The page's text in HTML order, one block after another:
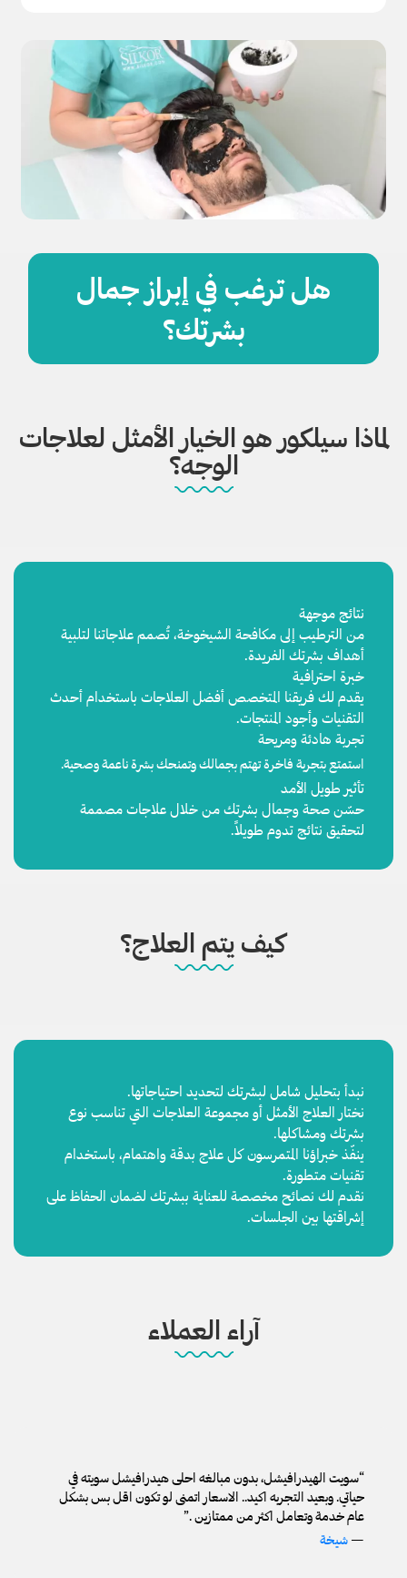
هل ترغب في إبراز جمال
بشرتك؟
لماذا سيلكور هو الخيار الأمثل لعلاجات
الوجه؟
نتائج موجهة
من الترطيب إلى مكافحة الشيخوخة، تُصمم علاجاتنا لتلبية
أهداف بشرتك الفريدة.
خبرة احترافية
يقدم لك فريقنا المتخصص أفضل العلاجات باستخدام أحدث
التقنيات وأجود المنتجات.
تجربة هادئة ومريحة
استمتع بتجربة فاخرة تهتم بجمالك وتمنحك بشرة ناعمة وصحية.
تأثير طويل الأمد
حسّن صحة وجمال بشرتك من خلال علاجات مصممة
لتحقيق نتائج تدوم طويلاً.
كيف يتم العلاج؟
نبدأ بتحليل شامل لبشرتك لتحديد احتياجاتها.
نختار العلاج الأمثل أو مجموعة العلاجات التي تناسب نوع
بشرتك ومشاكلها.
ينفّذ خبراؤنا المتمرسون كل علاج بدقة واهتمام، باستخدام
تقنيات متطورة.
نقدم لك نصائح مخصصة للعناية ببشرتك لضمان الحفاظ على
إشراقتها بين الجلسات.
آراء العملاء
“سويت الهيدرافيشل، بدون مبالغه احلى هيدرافيشل سويته في
حياتي. وبعيد التجربه اكيد.. الاسعار اتمنى لو تكون اقل بس بشكل
عام خدمة وتعامل اكثر من ممتازين‎.”
—شيخة